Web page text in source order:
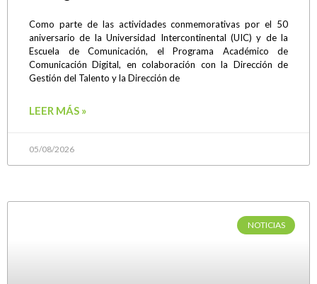
Como parte de las actividades conmemorativas por el 50
aniversario de la Universidad Intercontinental (UIC) y de la
Escuela de Comunicación, el Programa Académico de
Comunicación Digital, en colaboración con la Dirección de
Gestión del Talento y la Dirección de
LEER MÁS »
05/08/2026
NOTICIAS